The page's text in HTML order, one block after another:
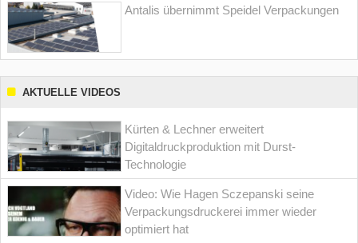
Antalis übernimmt Speidel Verpackungen
AKTUELLE VIDEOS
Kürten & Lechner erweitert
Digitaldruckproduktion mit Durst-
Technologie
Video: Wie Hagen Sczepanski seine
Verpackungsdruckerei immer wieder
optimiert hat